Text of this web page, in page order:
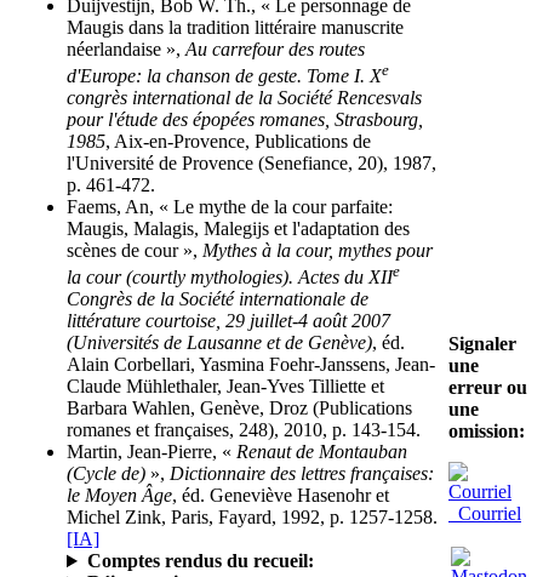
Duijvestijn, Bob W. Th., « Le personnage de
Maugis dans la tradition littéraire manuscrite
néerlandaise », Au carrefour des routes
d'Europe: la chanson de geste. Tome I. Xe
congrès international de la Société Rencesvals
pour l'étude des épopées romanes, Strasbourg,
1985, Aix-en-Provence, Publications de
l'Université de Provence (Senefiance, 20), 1987,
p. 461-472.
Faems, An, « Le mythe de la cour parfaite:
Maugis, Malagis, Malegijs et l'adaptation des
scènes de cour », Mythes à la cour, mythes pour
la cour (courtly mythologies). Actes du XIIe
Congrès de la Société internationale de
littérature courtoise, 29 juillet-4 août 2007
(Universités de Lausanne et de Genève), éd.
Alain Corbellari, Yasmina Foehr-Janssens, Jean-
Claude Mühlethaler, Jean-Yves Tilliette et
Barbara Wahlen, Genève, Droz (Publications
romanes et françaises, 248), 2010, p. 143-154.
Martin, Jean-Pierre, « Renaut de Montauban
(Cycle de) », Dictionnaire des lettres françaises:
le Moyen Âge, éd. Geneviève Hasenohr et
Michel Zink, Paris, Fayard, 1992, p. 1257-1258.
[IA]
Comptes rendus du recueil:
Signaler
une
erreur ou
une
omission:
Courriel